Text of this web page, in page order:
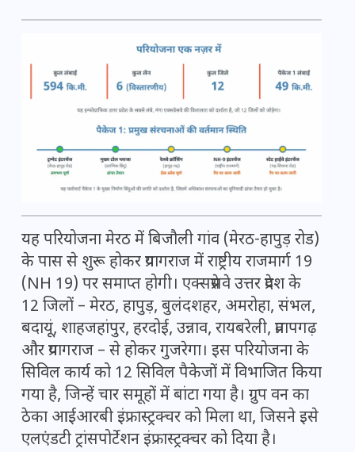
यह परियोजना मेरठ में बिजौली गांव (मेरठ-हापुड़ रोड)
के पास से शुरू होकर प्रयागराज में राष्ट्रीय राजमार्ग 19
(NH 19) पर समाप्त होगी। एक्सप्रेसवे उत्तर प्रदेश के
12 जिलों – मेरठ, हापुड़, बुलंदशहर, अमरोहा, संभल,
बदायूं, शाहजहांपुर, हरदोई, उन्नाव, रायबरेली, प्रतापगढ़
और प्रयागराज – से होकर गुजरेगा। इस परियोजना के
सिविल कार्य को 12 सिविल पैकेजों में विभाजित किया
गया है, जिन्हें चार समूहों में बांटा गया है। ग्रुप वन का
ठेका आईआरबी इंफ्रास्ट्रक्चर को मिला था, जिसने इसे
एलएंडटी ट्रांसपोर्टेशन इंफ्रास्ट्रक्चर को दिया है।